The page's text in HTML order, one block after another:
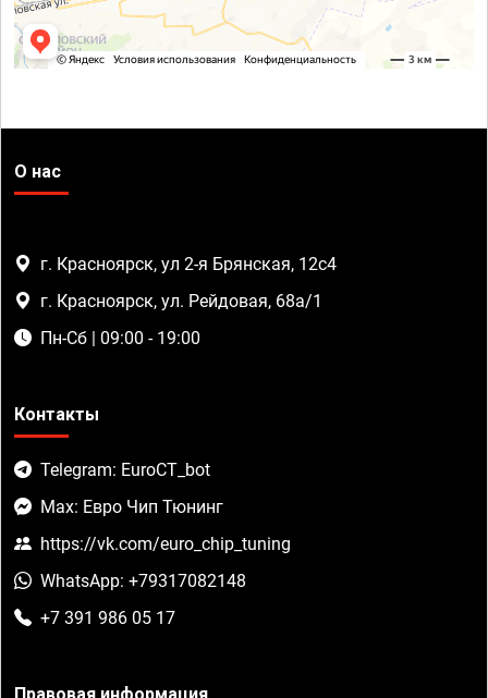
О нас
г. Красноярск, ул 2-я Брянская, 12с4
г. Красноярск, ул. Рейдовая, 68а/1
Пн-Сб | 09:00 - 19:00
Контакты
Telegram: EuroCT_bot
Max: Евро Чип Тюнинг
https://vk.com/euro_chip_tuning
WhatsApp: +79317082148
+7 391 986 05 17